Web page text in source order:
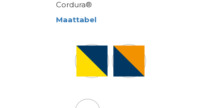
Cordura®
Maattabel